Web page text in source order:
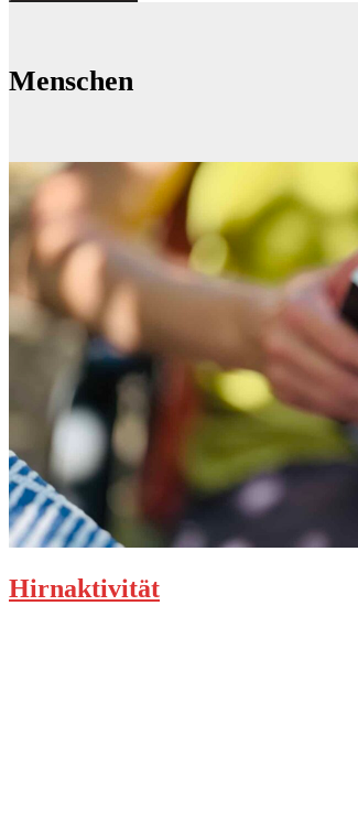
Menschen
Hirnaktivität